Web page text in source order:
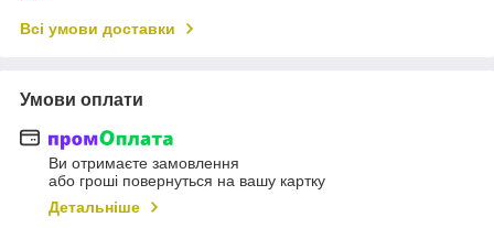
Всі умови доставки
Умови оплати
Ви отримаєте замовлення
або гроші повернуться на вашу картку
Детальніше